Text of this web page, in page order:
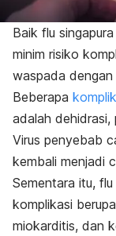
Baik flu
minim risiko
waspada
Beberapa
adalah dehidrasi,
Virus penyebab
kembali menjadi
Sementara itu,
komplikasi
miokarditis, dan